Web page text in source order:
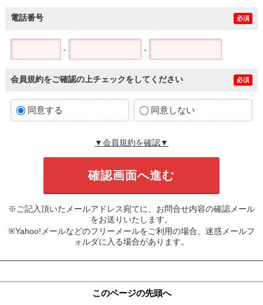
電話番号 必須
- -
会員規約をご確認の上チェックをしてください 必須
同意する 同意しない
▼会員規約を確認▼
※ご記入頂いたメールアドレス宛てに、お問合せ内容の確認メール
をお送りいたします。
※Yahoo!メールなどのフリーメールをご利用の場合、迷惑メールフ
ォルダに入る場合があります。
このページの先頭へ